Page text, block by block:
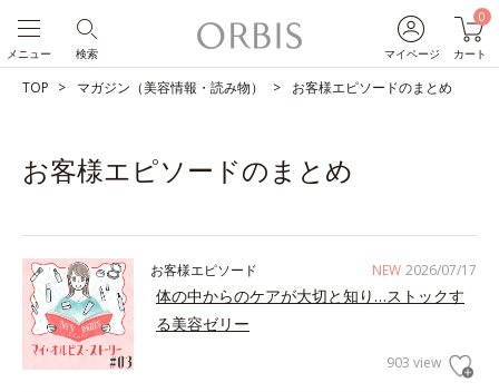
マイページ
0
カート
検索
メニュー
TOP マガジン（美容情報・読み物） お客様エピソードのまとめ
お客様エピソードのまとめ
NEW 2026/07/17
お客様エピソード
体の中からのケアが大切と知り…ストックす
る美容ゼリー
903 view